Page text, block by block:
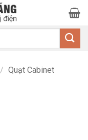
/ Quạt Cabinet